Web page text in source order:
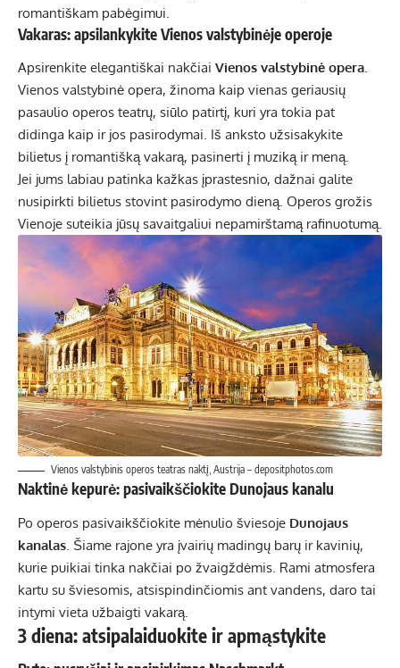
romantiškam pabėgimui.
Vakaras: apsilankykite Vienos valstybinėje operoje
Apsirenkite elegantiškai nakčiai Vienos valstybinė opera.
Vienos valstybinė opera, žinoma kaip vienas geriausių
pasaulio operos teatrų, siūlo patirtį, kuri yra tokia pat
didinga kaip ir jos pasirodymai. Iš anksto užsisakykite
bilietus į romantišką vakarą, pasinerti į muziką ir meną.
Jei jums labiau patinka kažkas įprastesnio, dažnai galite
nusipirkti bilietus stovint pasirodymo dieną. Operos grožis
Vienoje suteikia jūsų savaitgaliui nepamirštamą rafinuotumą.
Vienos valstybinis operos teatras naktį, Austrija – depositphotos.com
Naktinė kepurė: pasivaikščiokite Dunojaus kanalu
Po operos pasivaikščiokite mėnulio šviesoje Dunojaus
kanalas. Šiame rajone yra įvairių madingų barų ir kavinių,
kurie puikiai tinka nakčiai po žvaigždėmis. Rami atmosfera
kartu su šviesomis, atsispindinčiomis ant vandens, daro tai
intymi vieta užbaigti vakarą.
3 diena: atsipalaiduokite ir apmąstykite